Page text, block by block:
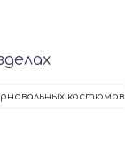
костюмов